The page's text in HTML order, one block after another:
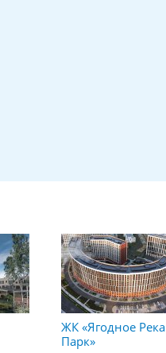
ЖК «Ягодное Река
Парк»